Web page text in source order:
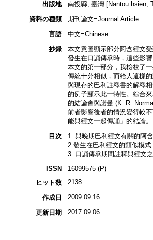
出版地
南投縣, 臺灣 [Nantou hsien,
資料の種類
期刊論文=Journal Article
言語
中文=Chinese
抄録
本文意圖顯示部分阿含經文
發生在口誦傳承時，這些影
本文的第一部分，我檢校了
傳統十分相似，而給人這樣
與現存的巴利註釋書的解釋
的例子顯示此一特性。綜合
的結論會與諾曼 (K. R.
前者影響後者的情況變得較
能與經文一起傳誦」的結論。
目次
1. 與晚期巴利經文有關的阿
2.發生在巴利經文的類似模式
3. 口誦傳承期間註釋與經文
ISSN
16099575 (P)
ヒット数
2138
作成日 2009.09.16
更新日期 2017.09.06